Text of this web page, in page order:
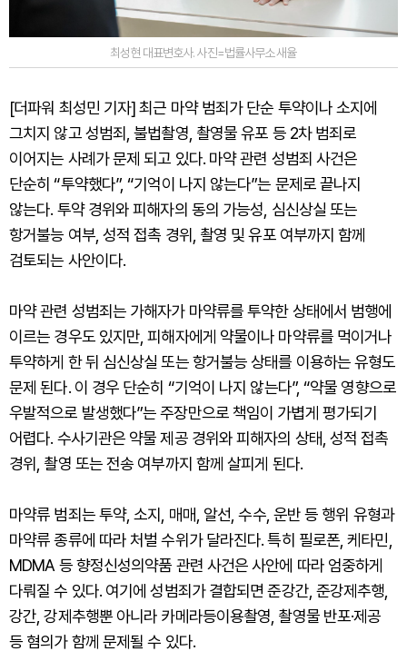
최성현 대표변호사. 사진=법률사무소 새율
[더파워 최성민 기자] 최근 마약 범죄가 단순 투약이나 소지에
그치지 않고 성범죄, 불법촬영, 촬영물 유포 등 2차 범죄로
이어지는 사례가 문제 되고 있다. 마약 관련 성범죄 사건은
단순히 “투약했다”, “기억이 나지 않는다”는 문제로 끝나지
않는다. 투약 경위와 피해자의 동의 가능성, 심신상실 또는
항거불능 여부, 성적 접촉 경위, 촬영 및 유포 여부까지 함께
검토되는 사안이다.
마약 관련 성범죄는 가해자가 마약류를 투약한 상태에서 범행에
이르는 경우도 있지만, 피해자에게 약물이나 마약류를 먹이거나
투약하게 한 뒤 심신상실 또는 항거불능 상태를 이용하는 유형도
문제 된다. 이 경우 단순히 “기억이 나지 않는다”, “약물 영향으로
우발적으로 발생했다”는 주장만으로 책임이 가볍게 평가되기
어렵다. 수사기관은 약물 제공 경위와 피해자의 상태, 성적 접촉
경위, 촬영 또는 전송 여부까지 함께 살피게 된다.
마약류 범죄는 투약, 소지, 매매, 알선, 수수, 운반 등 행위 유형과
마약류 종류에 따라 처벌 수위가 달라진다. 특히 필로폰, 케타민,
MDMA 등 향정신성의약품 관련 사건은 사안에 따라 엄중하게
다뤄질 수 있다. 여기에 성범죄가 결합되면 준강간, 준강제추행,
강간, 강제추행뿐 아니라 카메라등이용촬영, 촬영물 반포·제공
등 혐의가 함께 문제될 수 있다.